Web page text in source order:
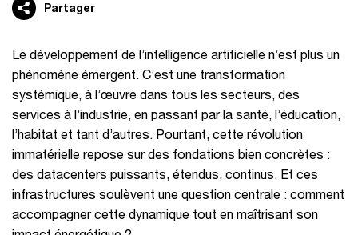
Partager
Le développement de l’intelligence artificielle n’est plus un
phénomène émergent. C’est une transformation
systémique, à l’œuvre dans tous les secteurs, des
services à l’industrie, en passant par la santé, l’éducation,
l’habitat et tant d’autres. Pourtant, cette révolution
immatérielle repose sur des fondations bien concrètes :
des datacenters puissants, étendus, continus. Et ces
infrastructures soulèvent une question centrale : comment
accompagner cette dynamique tout en maîtrisant son